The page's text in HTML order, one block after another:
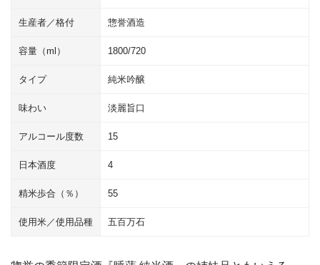
生産者／格付 惣誉酒造
容量（ml） 1800/720
タイプ 純米吟醸
味わい 淡麗旨口
アルコール度数 15
日本酒度 4
精米歩合（％） 55
使用米／使用品種 五百万石